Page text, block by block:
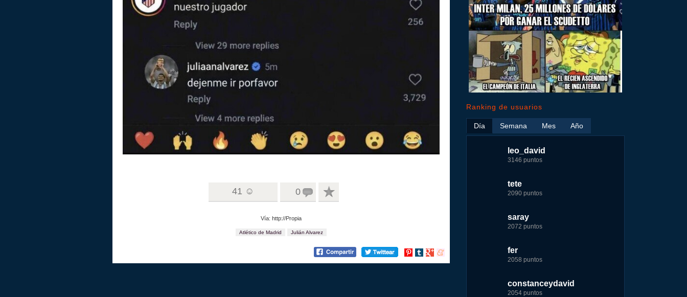
41 ☺ 0
Vía: http://Propia
Atlético de Madrid Julián Alvarez
Compartir
Compartir
Compartir
Compartir
Ranking de usuarios
Día
leo_david
3146 puntos
tete
2090 puntos
saray
2072 puntos
fer
2058 puntos
constanceydavid
2054 puntos
Semana
leo_david
17724 puntos
fer
7229 puntos
tete
4174 puntos
123dale
4157 puntos
saray
3131 puntos
Mes
leo_david
29183 puntos
jeremy_malpieu
15444 puntos
fer
8283 puntos
123dale
7255 puntos
tete
6242 puntos
Año
nomedigas
339916 puntos
jeremy_malpieu
263186 puntos
Baba
252929 puntos
john
244881 puntos
fer
236750 puntos